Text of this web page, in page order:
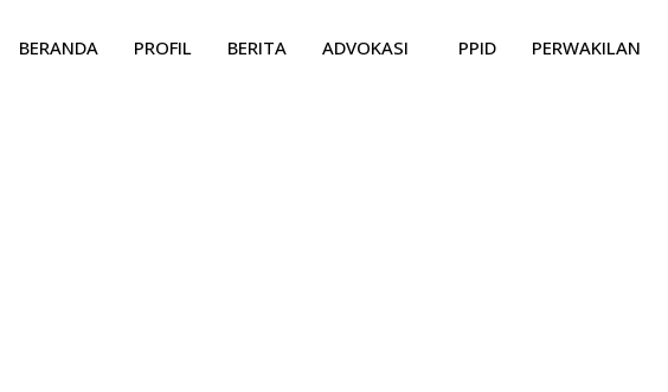
BERANDA PROFIL BERITA ADVOKASI PPID PERWAKILAN